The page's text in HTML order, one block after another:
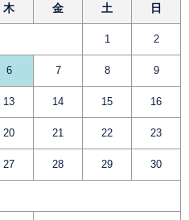
木 金 土 日
1 2
6 7 8 9
13 14 15 16
20 21 22 23
27 28 29 30